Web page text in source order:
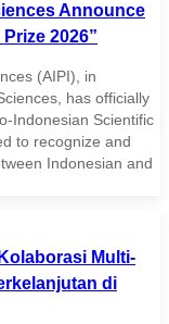
Announce
2026”
(AIPI), in
has officially
Indonesian Scientific
to recognize and
Indonesian and
Multi-
di